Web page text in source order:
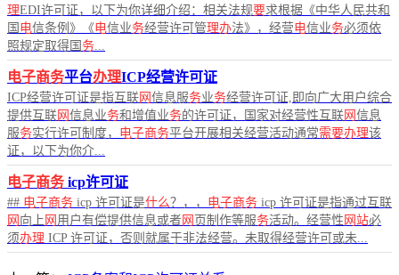
理EDI许可证，以下为你详细介绍：相关法规要求根据《中华人民共和
国 电信条例》《电信业务经营许可管理办法》，经营电信业务必须依
照规定取得国 务...
电子商务平台办理ICP经营许可证
ICP经营许可证是指互联网 信息服务业务经营许可证,即向广大用户综合
提供互联网 信息业务和增值业务的许可证，国家对经营性互联网 信息
服务实行许可制度， 电子商务平台开展相关经营活动通常需要办理该
证，以下为你介...
电子商务 icp许可证
## 电子商务 icp 许可证是什么？，， 电子商务 icp 许可证是指通过互联
网 向上 网 用户有偿提供信息或者网 页制作等服务活动。经营性 网站必
须办理 ICP 许可证，否则就属于非法经营。未取得经营许可或未...